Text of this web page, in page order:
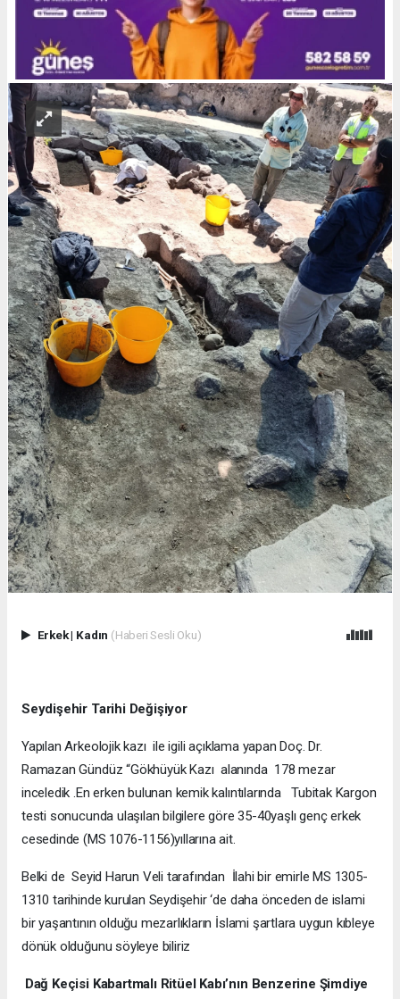
Erkek| Kadın (Haberi Sesli Oku)
Seydişehir Tarihi Değişiyor
Yapılan Arkeolojik kazı ile igili açıklama yapan Doç. Dr.
Ramazan Gündüz “Gökhüyük Kazı alanında 178 mezar
inceledik .En erken bulunan kemik kalıntılarında Tubitak Kargon
testi sonucunda ulaşılan bilgilere göre 35-40yaşlı genç erkek
cesedinde (MS 1076-1156)yıllarına ait.
Belki de Seyid Harun Veli tarafından İlahi bir emirle MS 1305-
1310 tarihinde kurulan Seydişehir ‘de daha önceden de islami
bir yaşantının olduğu mezarlıkların İslami şartlara uygun kıbleye
dönük olduğunu söyleye biliriz
Dağ Keçisi Kabartmalı Ritüel Kabı’nın Benzerine Şimdiye